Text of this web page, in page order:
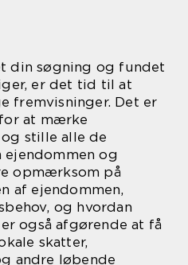
din søgning og fundet
er det tid til at
fremvisninger. Det er
at mærke
stille alle de
ejendommen og
opmærksom på
af ejendommen,
og hvordan
også afgørende at få
skatter,
andre løbende